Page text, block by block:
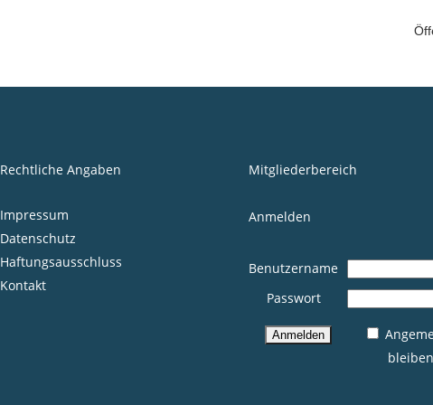
Rechtliche Angaben
Impressum
Datenschutz
Haftungsausschluss
Kontakt
Mitgliederbereich
Anmelden
Benutzername
Passwort
bleiben